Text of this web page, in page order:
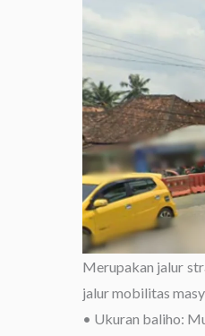
Merupakan jalur
jalur mobilitas
• Ukuran baliho: